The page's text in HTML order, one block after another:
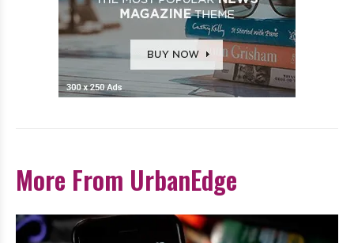
More From UrbanEdge